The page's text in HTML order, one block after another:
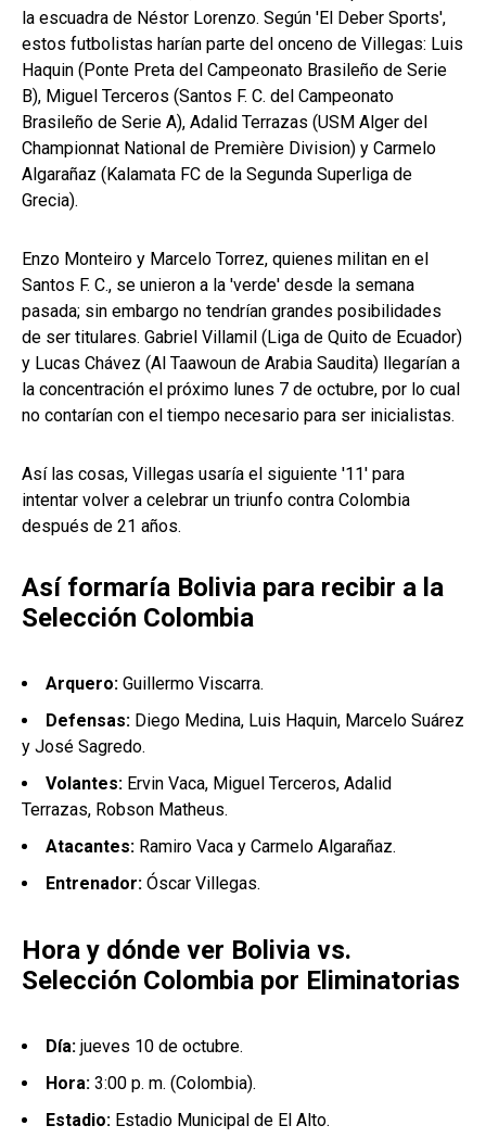
la escuadra de Néstor Lorenzo. Según 'El Deber Sports',
estos futbolistas harían parte del onceno de Villegas: Luis
Haquin (Ponte Preta del Campeonato Brasileño de Serie
B), Miguel Terceros (Santos F. C. del Campeonato
Brasileño de Serie A), Adalid Terrazas (USM Alger del
Championnat National de Première Division) y Carmelo
Algarañaz (Kalamata FC de la Segunda Superliga de
Grecia).
Enzo Monteiro y Marcelo Torrez, quienes militan en el
Santos F. C., se unieron a la 'verde' desde la semana
pasada; sin embargo no tendrían grandes posibilidades
de ser titulares. Gabriel Villamil (Liga de Quito de Ecuador)
y Lucas Chávez (Al Taawoun de Arabia Saudita) llegarían a
la concentración el próximo lunes 7 de octubre, por lo cual
no contarían con el tiempo necesario para ser inicialistas.
Así las cosas, Villegas usaría el siguiente '11' para
intentar volver a celebrar un triunfo contra Colombia
después de 21 años.
Así formaría Bolivia para recibir a la
Selección Colombia
Arquero: Guillermo Viscarra.
Defensas: Diego Medina, Luis Haquin, Marcelo Suárez
y José Sagredo.
Volantes: Ervin Vaca, Miguel Terceros, Adalid
Terrazas, Robson Matheus.
Atacantes: Ramiro Vaca y Carmelo Algarañaz.
Entrenador: Óscar Villegas.
Hora y dónde ver Bolivia vs.
Selección Colombia por Eliminatorias
Día: jueves 10 de octubre.
Hora: 3:00 p. m. (Colombia).
Estadio: Estadio Municipal de El Alto.